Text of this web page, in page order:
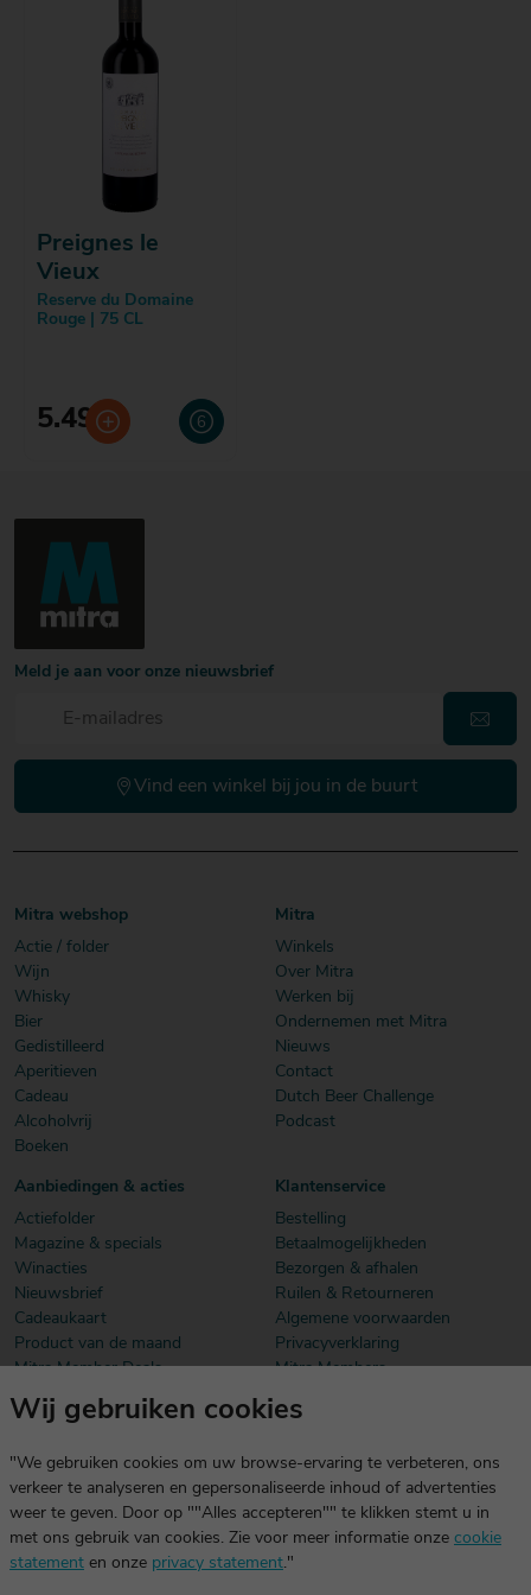
Preignes le
Vieux
Reserve du Domaine
Rouge | 75 CL
5.49
Meld je aan voor onze nieuwsbrief
Vind een winkel bij jou in de buurt
Mitra webshop
Actie / folder
Wijn
Whisky
Bier
Gedistilleerd
Aperitieven
Cadeau
Alcoholvrij
Boeken
Mitra
Winkels
Over Mitra
Werken bij
Ondernemen met Mitra
Nieuws
Contact
Dutch Beer Challenge
Podcast
Aanbiedingen & acties
Actiefolder
Magazine & specials
Winacties
Nieuwsbrief
Cadeaukaart
Product van de maand
Mitra Member Deals
Klantenservice
Bestelling
Betaalmogelijkheden
Bezorgen & afhalen
Ruilen & Retourneren
Algemene voorwaarden
Privacyverklaring
Mitra Members
Download onze app
dezelfde gegevens die je voor mitra.nl gebruikt.
Wij gebruiken cookies
"We gebruiken cookies om uw browse-ervaring te verbeteren, ons
verkeer te analyseren en gepersonaliseerde inhoud of advertenties
weer te geven. Door op ""Alles accepteren"" te klikken stemt u in
met ons gebruik van cookies. Zie voor meer informatie onze cookie
statement en onze privacy statement."